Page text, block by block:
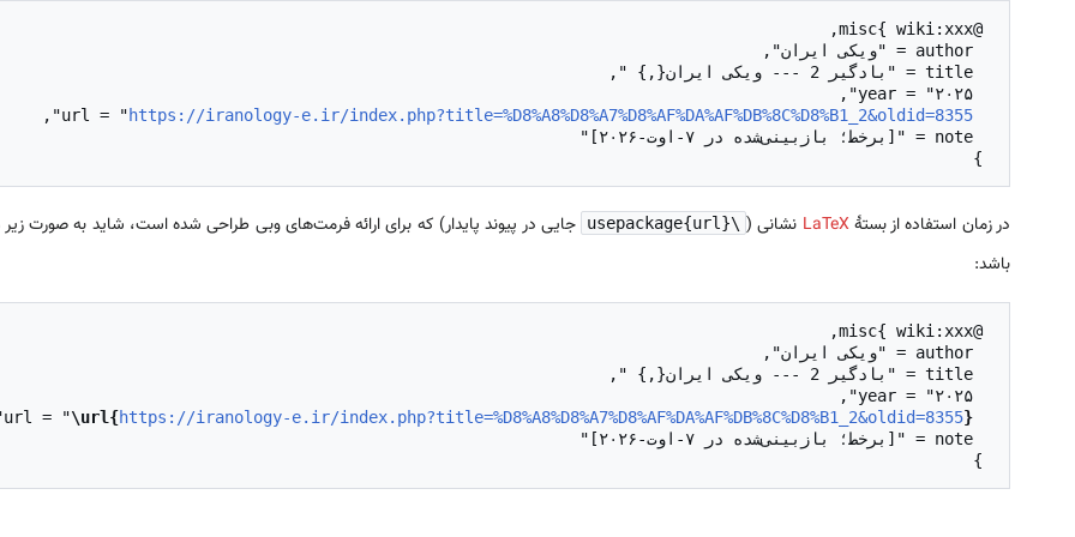
https://iranology-e.ir/index.php?title=%D8%A8%D8%A7%D8%AF%DA%AF%DB%8C%D8%B1_2&oldid=8355
در زمان استفاده از بستهٔLaTeX نشانی ( \usepackage{url}
جایی در پیوند پایدار) که برای ارائه فرمت‌های وبی طراحی شده است، شاید به صورت
باشد:
\url{https://iranology-e.ir/index.php?title=%D8%A8%D8%A7%D8%AF%DA%AF%DB%8C%D8%B1_2&oldid=8355}